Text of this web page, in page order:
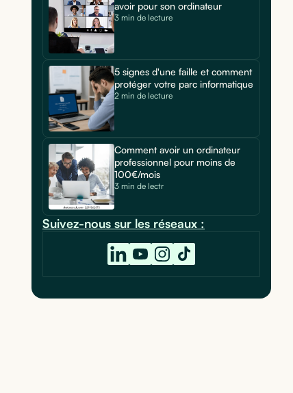
avoir pour son ordinateur
3 min de lecture
5 signes d'une faille et comment
protéger votre parc informatique
2 min de lecture
Comment avoir un ordinateur
professionnel pour moins de
100€/mois
3 min de lectr
Suivez-nous sur les réseaux :